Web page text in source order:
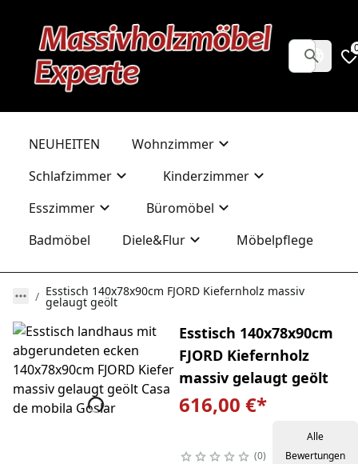
NEUHEITEN
Wohnzimmer
Schlafzimmer
Kinderzimmer
Esszimmer
Büromöbel
Badmöbel
Diele&Flur Möbelpflege
Esstisch 140x78x90cm FJORD Kiefernholz massiv
gelaugt geölt
Esstisch 140x78x90cm
FJORD Kiefernholz
massiv gelaugt geölt
616,00 €*
0
Alle
Bewertungen